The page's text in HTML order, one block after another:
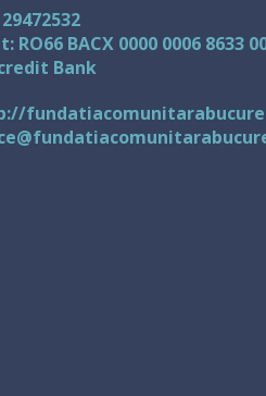
29472532
RO66 BACX 0000 0006 8633
Bank